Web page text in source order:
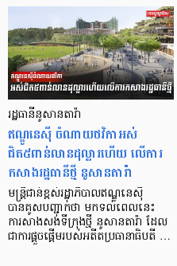
រដ្ឋធានីនូសានតារ៉ា
ឥណ្ឌូនេស៊ី ចំណាយថវិកាអស់
ជិត៥ពាន់លានដុល្លារហើយ លើការ
កសាងរដ្ឋធានីថ្មី នូសានតារ៉ា
មន្ត្រីជាន់ខ្ពស់រដ្ឋាភិបាលឥណ្ឌូនេស៊ី
បានគូសបញ្ជាក់ថា មកទល់ពេលនេះ
ការសាងសង់ទីក្រុងថ្មី នូសានតារ៉ា ដែល
ជាការផ្តួចផ្តើមរបស់អតីតប្រធានាធិបតី …